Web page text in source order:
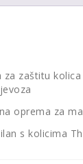
za zaštitu
oprema za
s kolicima